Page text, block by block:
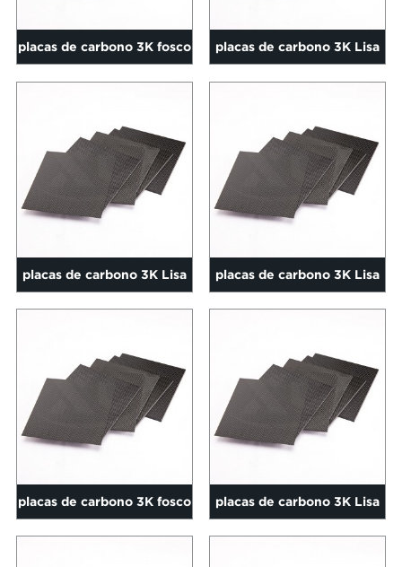
placas de carbono 3K fosco
liso 0,2-60 mm tamanho
placas de carbono 3K Lisa
fosca 0,2-60mm tamanho
placas de carbono 3K Lisa
fosca 0,2-60mm tamanho
placas de carbono 3K Lisa
fosca 0,2-60mm tamanho
placas de carbono 3K fosco
liso 0,2-60 mm tamanho
placas de carbono 3K Lisa
fosca 0,2-60mm tamanho